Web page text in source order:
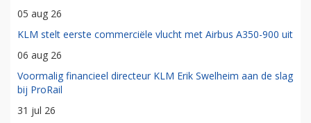
05 aug 26
KLM stelt eerste commerciële vlucht met Airbus A350-900 uit
06 aug 26
Voormalig financieel directeur KLM Erik Swelheim aan de slag
bij ProRail
31 jul 26